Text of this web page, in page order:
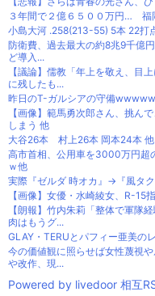
３年間で２億６５００万円… 福
小島大河 .258(213-55) 5本 22打
防衛費、過去最大の約8兆9千億
ど導入...
【議論】儒教「年上を敬え、目
に残したも...
昨日のT-ガルシアの守備
【画像】範馬勇次郎さん、挑ん
しまう 他
大谷26本 村上26本 岡本24本 他
高市首相、公用車を3000万円超
ｗ他
実際『ゼルダ 時オカ』→『風タ
【画像】女優・水崎綾女、R-15
【朗報】竹内朱莉「整体で軍隊
肉はもうグ...
GLAY・TERUとパフィー亜美の
今の価値観に照らせば女性蔑視
や改作、現...
Powered by livedoor 相互